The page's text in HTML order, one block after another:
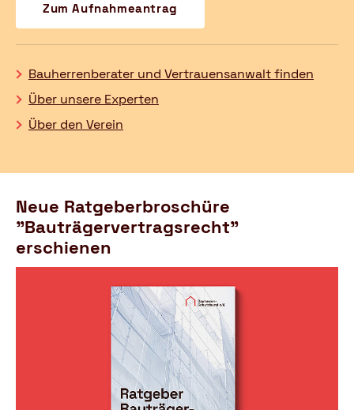
Zum Aufnahmeantrag
Bauherrenberater und Vertrauensanwalt finden
Über unsere Experten
Über den Verein
Neue Ratgeberbroschüre
"Bauträgervertragsrecht"
erschienen